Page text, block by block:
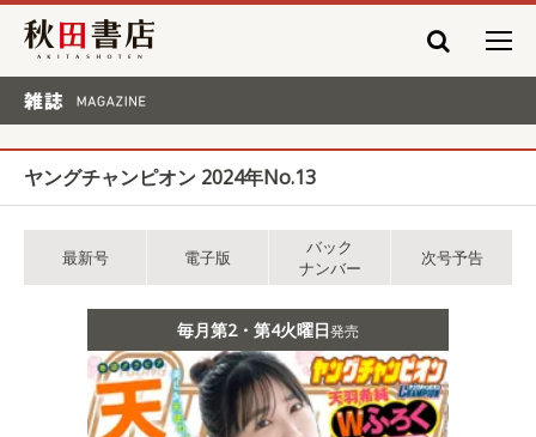
秋田書店
ヤングチャンピオン 2024年No.13
最新号 電子版
バック
ナンバー
次号予告
毎月第2・第4火曜日発売